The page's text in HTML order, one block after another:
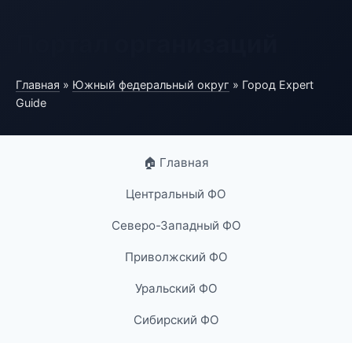
Главная » Южный федеральный округ » Город Expert
Guide
🏠 Главная
Центральный ФО
Северо-Западный ФО
Приволжский ФО
Уральский ФО
Сибирский ФО